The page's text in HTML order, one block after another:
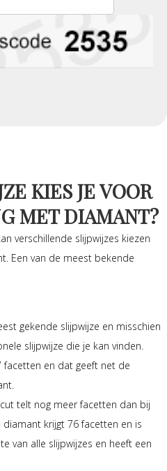
KIES JE VOOR
MET DIAMANT?
verschillende slijpwijzes kiezen
Een van de meest bekende
gekende slijpwijze en misschien
slijpwijze die je kan vinden.
facetten en dat geeft net de
telt nog meer facetten dan bij
krijgt 76 facetten en is
van alle slijpwijzes en heeft een